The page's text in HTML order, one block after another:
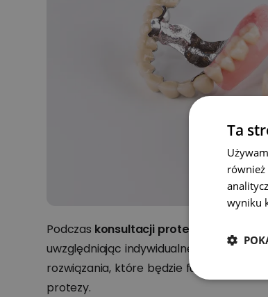
Podczas konsultacji protetycznej
,
uwzględniając indywidualne potrzeby i
rozwiązania, które będzie funkcjonalne,
protezy.
Ta
wyniku